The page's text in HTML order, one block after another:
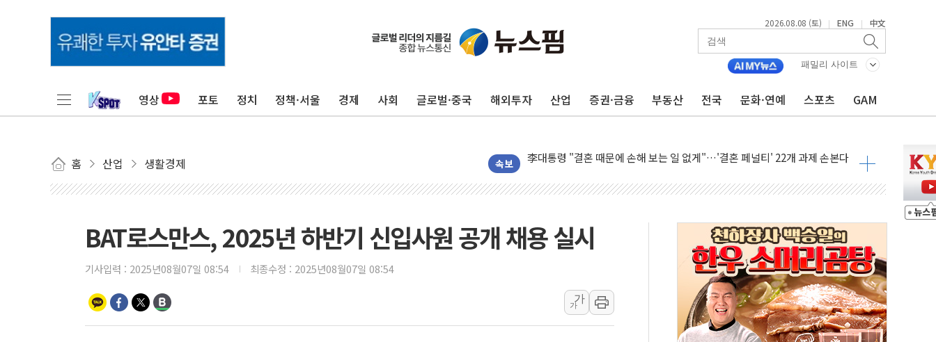
2026.08.08 (토) | ENG | 中文
패밀리 사이트
영상 포토 정치 정책·서울 경제 사회 글로벌·중국 해외투자 산업 증권·금융 부동산 전국 문화·연예 스포츠 GAM
홈 산업 생활경제 속보
이번주 국내 주요 금융일정(8.10~8.14)
美, 이란전 출구전략 만지작…공습 한계·탄약 부족 현실화
폐기물 수거하다 참변…60대 환경미화원 수거차에 치여 사망
서울 중랑구 주택가서 흉기 난동…60대 남성 2명 숨져
여수 오동도 인근 해상서 모터보트 전복…1명 사망·1명 실종
추미애, '위안부' 피해자 기림의 날 참석..."국제적 시민 연대로 목소리 내야"
인천서 말다툼 중 어머니 흉기 살해 10대 아들 체포
'화합' 꺼낸 김민석에 '뻔뻔' 받아친 정청래…제주 연설서 신경전 고조
李대통령, ISA 개편 재검토 지시…與 "적극 환영"·野 "졸속 국정"
동해중부 전 해상 풍랑주의보…10일까지 최대 3.5m 높은 물결
연일 폭염에 온열질환 사망 23명…정부, 비상대응기구 가동
中 전방위 아파트 부양, 수도 베이징도 부동산 규제 철폐
BAT로스만스, 2025년 하반기 신입사원 공개 채용 실시
기사입력 : 2025년08월07일 08:54 최종수정 : 2025년08월07일 08:54
가
가